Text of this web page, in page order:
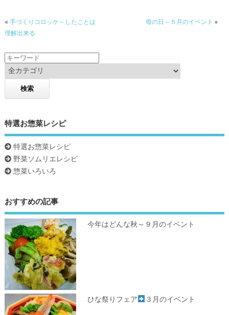
o
o
k
« 手づくりコロッケ～したことは
理解出来る
母の日～５月のイベント »
特選お惣菜レシピ
特選お惣菜レシピ
野菜ソムリエレシピ
惣菜いろいろ
おすすめの記事
今年はどんな秋～９月のイベント
ひな祭りフェア ３月のイベント